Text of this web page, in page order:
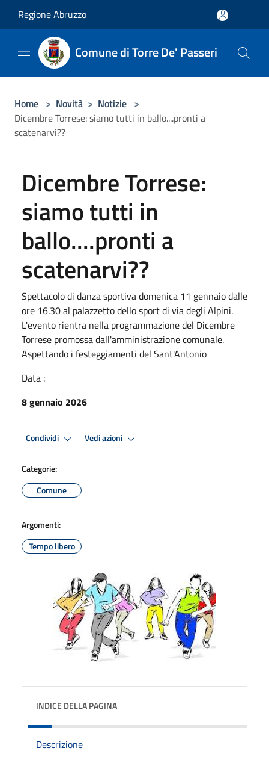
Regione Abruzzo
Comune di Torre De' Passeri
Home > Novità > Notizie >
Dicembre Torrese: siamo tutti in ballo....pronti a
scatenarvi??
Dicembre Torrese:
siamo tutti in
ballo....pronti a
scatenarvi??
Spettacolo di danza sportiva domenica 11 gennaio dalle
ore 16.30 al palazzetto dello sport di via degli Alpini.
L'evento rientra nella programmazione del Dicembre
Torrese promossa dall'amministrazione comunale.
Aspettando i festeggiamenti del Sant'Antonio
Data :
8 gennaio 2026
Condividi Vedi azioni
Categorie:
Comune
Argomenti:
Tempo libero
INDICE DELLA PAGINA
Descrizione